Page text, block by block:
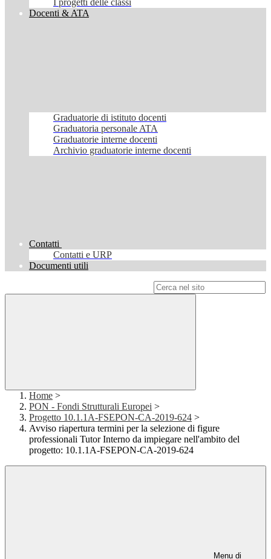
I progetti delle classi
Docenti & ATA
Graduatorie di istituto docenti
Graduatoria personale ATA
Graduatorie interne docenti
Archivio graduatorie interne docenti
Contatti
Contatti e URP
Documenti utili
Home >
PON - Fondi Strutturali Europei >
Progetto 10.1.1A-FSEPON-CA-2019-624 >
Avviso riapertura termini per la selezione di figure
professionali Tutor Interno da impiegare nell'ambito del
progetto: 10.1.1A-FSEPON-CA-2019-624
Menu di